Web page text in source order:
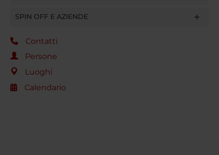
SPIN OFF E AZIENDE
Contatti
Persone
Luoghi
Calendario